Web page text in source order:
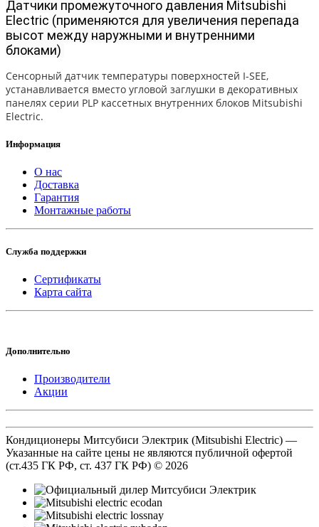
Датчики промежуточного давления Mitsubishi
Electric (применяются для увеличения перепада
высот между наружными и внутренними
блоками)
Сенсорный датчик температуры поверхностей I-SEE,
устанавливается вместо угловой заглушки в декоративных
панелях серии PLP кассетных внутренних блоков Mitsubishi
Electric.
Информация
О нас
Доставка
Гарантия
Монтажные работы
Служба поддержки
Сертификаты
Карта сайта
Дополнительно
Производители
Акции
Кондиционеры Митсубиси Электрик (Mitsubishi Electric) —
Указанные на сайте цены не являются публичной офертой
(ст.435 ГК РФ, cт. 437 ГК РФ) © 2026